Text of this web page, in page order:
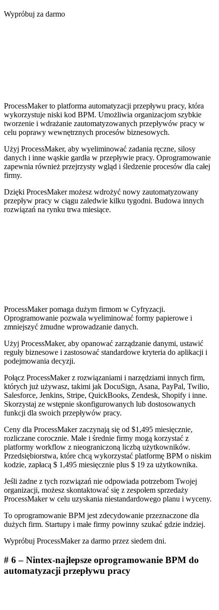
Wypróbuj za darmo
ProcessMaker to platforma automatyzacji przepływu pracy, która
wykorzystuje niski kod BPM. Umożliwia organizacjom szybkie
tworzenie i wdrażanie zautomatyzowanych przepływów pracy w
celu poprawy wewnętrznych procesów biznesowych.
Użyj ProcessMaker, aby wyeliminować zadania ręczne, silosy
danych i inne wąskie gardła w przepływie pracy. Oprogramowanie
zapewnia również przejrzysty wgląd i śledzenie procesów dla całej
firmy.
Dzięki ProcesMaker możesz wdrożyć nowy zautomatyzowany
przepływ pracy w ciągu zaledwie kilku tygodni. Budowa innych
rozwiązań na rynku trwa miesiące.
ProcessMaker pomaga dużym firmom w Cyfryzacji.
Oprogramowanie pozwala wyeliminować formy papierowe i
zmniejszyć żmudne wprowadzanie danych.
Użyj ProcessMaker, aby opanować zarządzanie danymi, ustawić
reguły biznesowe i zastosować standardowe kryteria do aplikacji i
podejmowania decyzji.
Połącz ProcessMaker z rozwiązaniami i narzędziami innych firm,
których już używasz, takimi jak DocuSign, Asana, PayPal, Twilio,
Salesforce, Jenkins, Stripe, QuickBooks, Zendesk, Shopify i inne.
Skorzystaj ze wstępnie skonfigurowanych lub dostosowanych
funkcji dla swoich przepływów pracy.
Ceny dla ProcessMaker zaczynają się od $1,495 miesięcznie,
rozliczane corocznie. Małe i średnie firmy mogą korzystać z
platformy workflow z nieograniczoną liczbą użytkowników.
Przedsiębiorstwa, które chcą wykorzystać platformę BPM o niskim
kodzie, zapłacą $ 1,495 miesięcznie plus $ 19 za użytkownika.
Jeśli żadne z tych rozwiązań nie odpowiada potrzebom Twojej
organizacji, możesz skontaktować się z zespołem sprzedaży
ProcessMaker w celu uzyskania niestandardowego planu i wyceny.
To oprogramowanie BPM jest zdecydowanie przeznaczone dla
dużych firm. Startupy i małe firmy powinny szukać gdzie indziej.
Wypróbuj ProcessMaker za darmo przez siedem dni.
# 6 – Nintex-najlepsze oprogramowanie BPM do
automatyzacji przepływu pracy